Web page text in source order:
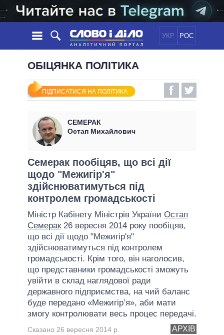
УКР РОС
НОВИНИ
СТРІЧКА
ПОДІЇ
СТАТТІ
ДУМКИ
ОГЛЯДИ
ДАЙДЖЕСТИ
ПОЛІТИКА
ЕКОНОМІКА
СВІТ
ОБIЦЯНКИ
УСІ ПОЛІТИКИ
ПРЕЗИДЕНТ І ОФІС
ВЕРХОВНА РАДА
КАБІНЕТ МІНІСТРІВ
ГОЛОВИ ОБЛАДМІНІСТРАЦІЙ
МЕРИ МІСТ
ВСІ ПЕРСОНИ
ІНФОГРАФІКА
ПІДТРИМАТИ
ПОРІВНЯННЯ ПОЛІТИКІВ
ОБІЦЯНКА ПОЛІТИКА
ПІДПИСАТИСЯ НА ПОЛІТИКА
СЕМЕРАК
Остап Михайлович
Семерак пообіцяв, що всі дії
щодо "Межигір'я"
здійснюватимуться під
контролем громадськості
Міністр Кабінету Міністрів України Остап
Семерак26 вересня 2014 року пообіцяв,
що всі дії щодо "Межигір'я"
здійснюватимуться під контролем
громадськості. Крім того, він наголосив,
що представники громадськості зможуть
увійти в склад наглядової ради
державного підприємства, на чий баланс
буде передано «Межигір’я», аби мати
змогу контролювати весь процес передачі.
АРХІВ
Сказано 26 вересня 2014 р.